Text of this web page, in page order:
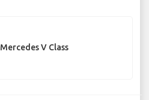
Mercedes V Class